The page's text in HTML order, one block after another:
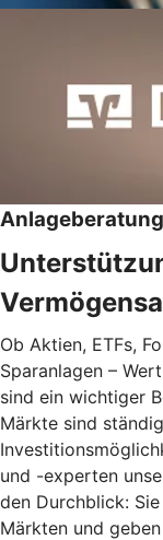
Anlageberatung
Ob Aktien, ETFs,
Sparanlagen –
sind ein wichtiger
Märkte sind
und -experten
den Durchblick:
Märkten und